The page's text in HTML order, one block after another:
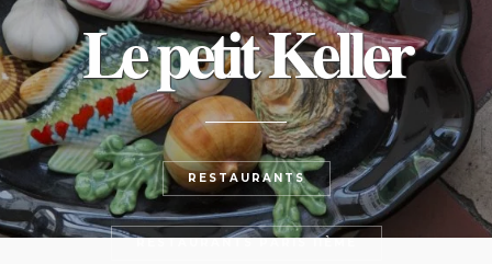
Le petit Keller
RESTAURANTS